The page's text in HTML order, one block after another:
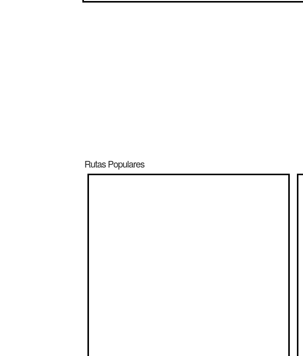
Rutas Populares